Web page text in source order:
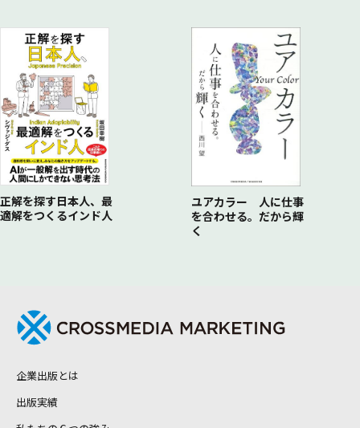
正解を探す日本人、最
適解をつくるインド人
ユアカラー 人に仕事
を合わせる。だから輝
く
企業出版とは
出版実績